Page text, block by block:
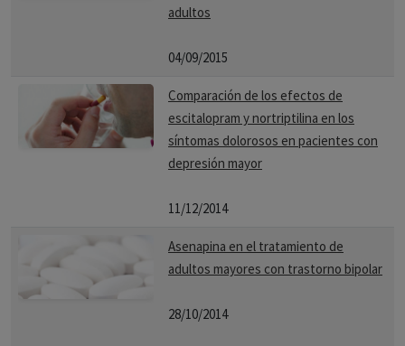
adultos
04/09/2015
Comparación de los efectos de
escitalopram y nortriptilina en los
síntomas dolorosos en pacientes con
depresión mayor
11/12/2014
Asenapina en el tratamiento de
adultos mayores con trastorno bipolar
28/10/2014